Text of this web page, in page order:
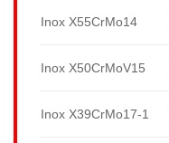
Inox X55CrMo14
Inox X50CrMoV15
Inox X39CrMo17-1